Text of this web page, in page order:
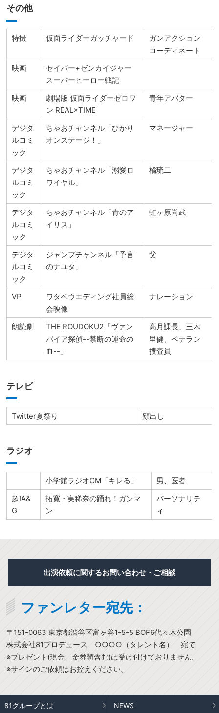
その他
特撮 仮面ライダーガッチャード
ガンアクション
コーディネート
映画
セイバー+ゼンカイジャー
スーパーヒーロー戦記
映画
劇場版 仮面ライダーゼロワ
ン REAL×TIME
青年アバター
デジタ
ルコミ
ック
ちゃおチャンネル「ひかり
オンステージ！」
マネージャー
デジタ
ルコミ
ック
ちゃおチャンネル「溺愛ロ
ワイヤル」
橘琉二
デジタ
ルコミ
ック
ちゃおチャンネル「青のア
イリス」
虹ヶ原尚武
デジタ
ルコミ
ック
ジャンプチャンネル「予言
のナユタ」
父
VP
ワタベウエディング社員総
会映像
ナレーション
朗読劇
THE ROUDOKU2「ヴァン
パイア探偵--禁断の運命の
血--」
高月課長、三木
里健、ベテラン
捜査員
テレビ
Twitter夏祭り 顔出し
ラジオ
小学館ラジオCM「キレる」
男、医者
超!A&
G
拓寛・実稀奈の踊れ！ガンマ
ン
パーソナリテ
ィ
出演依頼に関するお問い合わせ・ご相談
ファンレター宛先：
〒151-0063 東京都渋谷区富ヶ谷1-5-5 BOF6代々木公園
株式会社81プロデュース ○○○○（タレント名） 宛て
※プレゼント(現金、金券類含む)は受け付けておりません。
※サインのご依頼はお控えください。
81グループとは NEWS